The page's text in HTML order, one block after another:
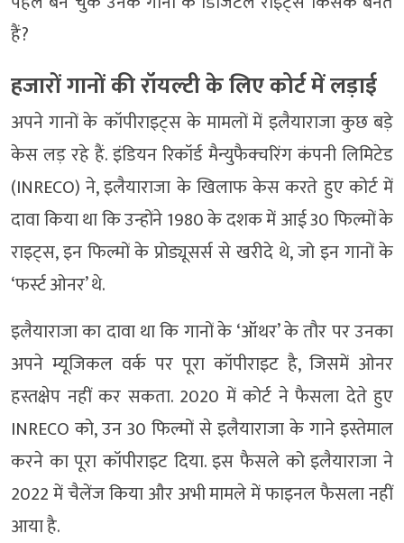
हैं?
हजारों गानों की रॉयल्टी के लिए कोर्ट में लड़ाई
अपने गानों के कॉपीराइट्स के मामलों में इलैयाराजा कुछ बड़े
केस लड़ रहे हैं. इंडियन रिकॉर्ड मैन्युफैक्चरिंग कंपनी लिमिटेड
(INRECO) ने, इलैयाराजा के खिलाफ केस करते हुए कोर्ट में
दावा किया था कि उन्होंने 1980 के दशक में आई 30 फिल्मों के
राइट्स, इन फिल्मों के प्रोड्यूसर्स से खरीदे थे, जो इन गानों के
‘फर्स्ट ओनर’ थे.
इलैयाराजा का दावा था कि गानों के ‘ऑथर’ के तौर पर उनका
अपने म्यूजिकल वर्क पर पूरा कॉपीराइट है, जिसमें ओनर
हस्तक्षेप नहीं कर सकता. 2020 में कोर्ट ने फैसला देते हुए
INRECO को, उन 30 फिल्मों से इलैयाराजा के गाने इस्तेमाल
करने का पूरा कॉपीराइट दिया. इस फैसले को इलैयाराजा ने
2022 में चैलेंज किया और अभी मामले में फाइनल फैसला नहीं
आया है.